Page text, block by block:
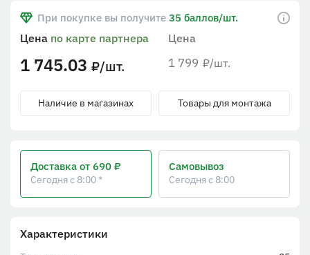
Характеристики
При покупке вы получите 35 баллов/шт.
Цена
1 799 ₽/шт.
Цена по карте партнера
1 745.03 ₽/шт.
Наличие в магазинах Товары для монтажа
Доставка от 690 ₽
Сегодня с 8:00 *
Самовывоз
Сегодня с 8:00